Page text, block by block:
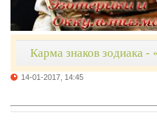
Карма знаков зодиака -
14-01-2017, 14:45